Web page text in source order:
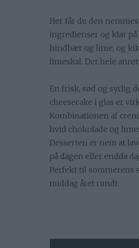
Her får du den
ingredienser og klar
hindbær og lime, og
limeskal. Det hele
En frisk, sød og syrlig
cheesecake i glas er
Kombinationen af
hvid chokolade og
Desserten er nem at
på dagen eller endda
Perfekt til sommerens
middag året rundt.